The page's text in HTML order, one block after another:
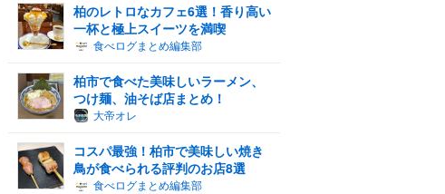
柏のレトロなカフェ6選！香り高い
一杯と極上スイーツを満喫
食べログまとめ編集部
柏市で食べた美味しいラーメン、
つけ麺、油そば店まとめ！
大帝オレ
コスパ最強！柏市で美味しい焼き
鳥が食べられる評判のお店8選
食べログまとめ編集部